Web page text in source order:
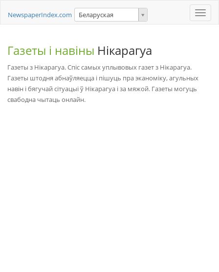
Toggle
NewspaperIndex.com Беларуская
Газеты і навіны Нікарагуа
Газеты з Нікарагуа. Спіс самых уплывовых газет з Нікарагуа.
Газеты штодня абнаўляецца і пішуць пра эканоміку, агульных
навін і бягучай сітуацыі ў Нікарагуа і за мяжой. Газеты могуць
свабодна чытаць онлайн.